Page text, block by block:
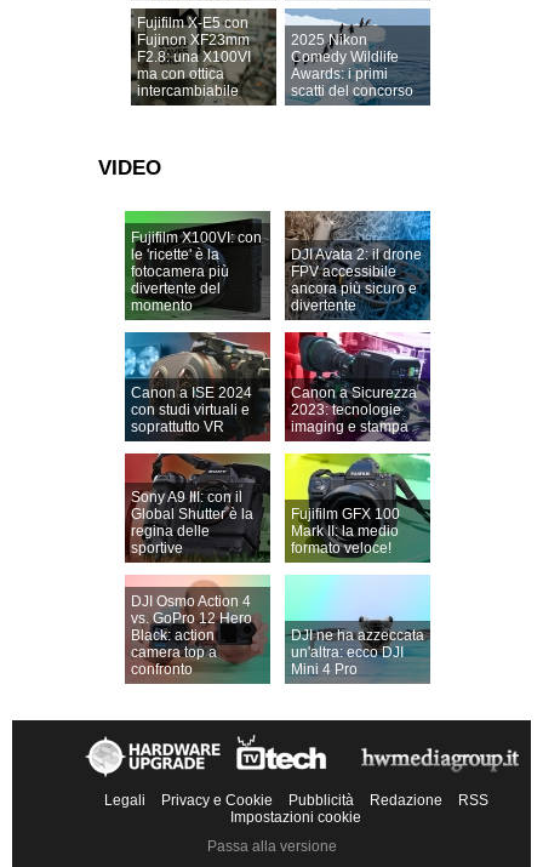
Fujifilm X-E5 con
Fujinon XF23mm
F2.8: una X100VI
ma con ottica
intercambiabile
2025 Nikon
Comedy Wildlife
Awards: i primi
scatti del concorso
VIDEO
Fujifilm X100VI: con
le 'ricette' è la
fotocamera più
divertente del
momento
DJI Avata 2: il drone
FPV accessibile
ancora più sicuro e
divertente
Canon a ISE 2024
con studi virtuali e
soprattutto VR
Canon a Sicurezza
2023: tecnologie
imaging e stampa
Sony A9 III: con il
Global Shutter è la
regina delle
sportive
Fujifilm GFX 100
Mark II: la medio
formato veloce!
DJI Osmo Action 4
vs. GoPro 12 Hero
Black: action
camera top a
confronto
DJI ne ha azzeccata
un'altra: ecco DJI
Mini 4 Pro
Legali Privacy e Cookie Pubblicità Redazione
RSS
Impostazioni cookie
Passa alla versione